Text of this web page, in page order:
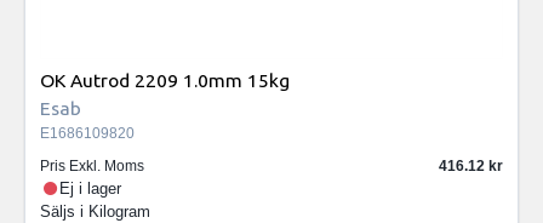
OK Autrod 2209 1.0mm 15kg
Esab
E1686109820
Pris Exkl. Moms
416.12
Ej i lager
Säljs i Kilogram